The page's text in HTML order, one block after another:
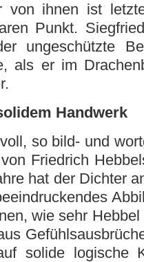
von ihnen ist
Punkt.
ungeschützte
als er im
Handwerk
so bild- und
Friedrich
hat der Dichter
wie sehr Hebbel
solide logische